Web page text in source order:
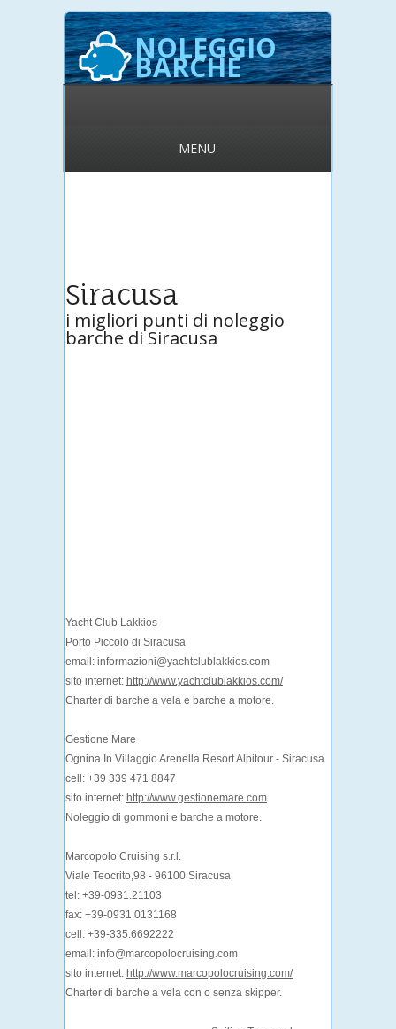
NOLEGGIO
BARCHE
MENU
Siracusa
i migliori punti di noleggio
barche di Siracusa
Yacht Club Lakkios
Porto Piccolo di Siracusa
email: informazioni@yachtclublakkios.com
sito internet: http://www.yachtclublakkios.com/
Charter di barche a vela e barche a motore.
Gestione Mare
Ognina In Villaggio Arenella Resort Alpitour - Siracusa
cell: +39 339 471 8847
sito internet: http://www.gestionemare.com
Noleggio di gommoni e barche a motore.
Marcopolo Cruising s.r.l.
Viale Teocrito,98 - 96100 Siracusa
tel: +39-0931.21103
fax: +39-0931.0131168
cell: +39-335.6692222
email: info@marcopolocruising.com
sito internet: http://www.marcopolocruising.com/
Charter di barche a vela con o senza skipper.